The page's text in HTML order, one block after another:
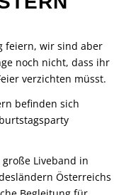
noch nicht, dass ihr
befinden sich
Liveband in
Österreichs
Begleitung für